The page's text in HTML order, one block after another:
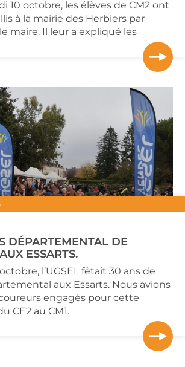
10 octobre, les élèves de CM2 ont
à la mairie des Herbiers par
maire. Il leur a expliqué les
DÉPARTEMENTAL DE
ESSARTS.
l’UGSEL fêtait 30 ans de
aux Essarts. Nous avions
engagés pour cette
CE2 au CM1.